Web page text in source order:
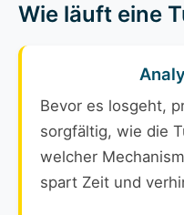
Wie läuft eine
Bevor es losgeht,
sorgfältig, wie die
welcher
spart Zeit und